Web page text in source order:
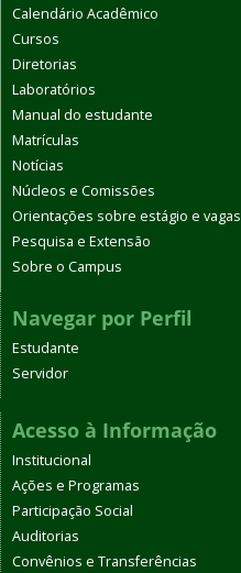
Calendário Acadêmico
Cursos
Diretorias
Laboratórios
Manual do estudante
Matrículas
Notícias
Núcleos e Comissões
Orientações sobre estágio e vagas
Pesquisa e Extensão
Sobre o Campus
Navegar por Perfil
Estudante
Servidor
Acesso à Informação
Institucional
Ações e Programas
Participação Social
Auditorias
Convênios e Transferências